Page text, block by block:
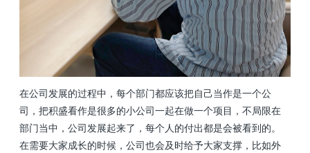
在公司发展的过程中，每个部门都应该把自己当作是一个公
司，把积盛看作是很多的小公司一起在做一个项目，不局限在
部门当中，公司发展起来了，每个人的付出都是会被看到的。
在需要大家成长的时候，公司也会及时给予大家支撑，比如外